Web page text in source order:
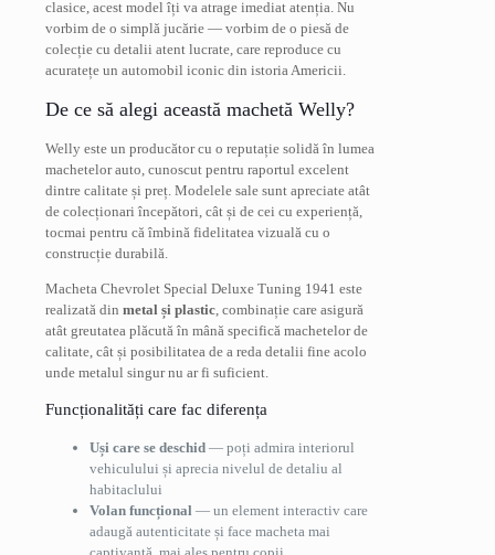
clasice, acest model îți va atrage imediat atenția. Nu
vorbim de o simplă jucărie — vorbim de o piesă de
colecție cu detalii atent lucrate, care reproduce cu
acuratețe un automobil iconic din istoria Americii.
De ce să alegi această machetă Welly?
Welly este un producător cu o reputație solidă în lumea
machetelor auto, cunoscut pentru raportul excelent
dintre calitate și preț. Modelele sale sunt apreciate atât
de colecționari începători, cât și de cei cu experiență,
tocmai pentru că îmbină fidelitatea vizuală cu o
construcție durabilă.
Macheta Chevrolet Special Deluxe Tuning 1941 este
realizată din metal și plastic , combinație care asigură
atât greutatea plăcută în mână specifică machetelor de
calitate, cât și posibilitatea de a reda detalii fine acolo
unde metalul singur nu ar fi suficient.
Funcționalități care fac diferența
Uși care se deschid — poți admira interiorul
vehiculului și aprecia nivelul de detaliu al
habitaclului
Volan funcțional — un element interactiv care
adaugă autenticitate și face macheta mai